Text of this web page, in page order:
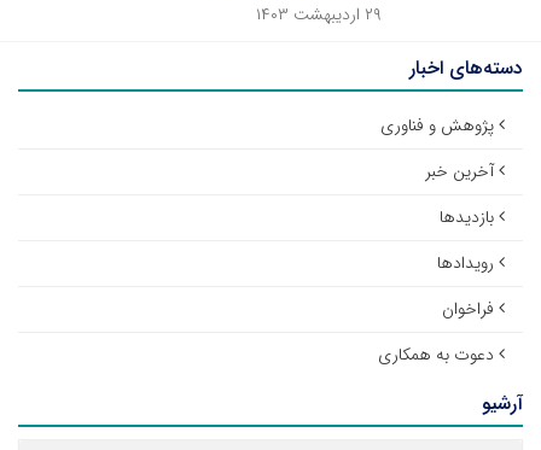
۲۹ اردیبهشت ۱۴۰۳
دسته‌های اخبار
پژوهش و فناوری
آخرین خبر
بازدیدها
رویدادها
فراخوان
دعوت به همکاری
آرشیو